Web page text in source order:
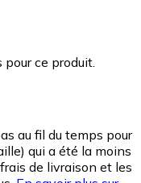
ce produit.
au fil du temps pour
qui a été la moins
de livraison et les